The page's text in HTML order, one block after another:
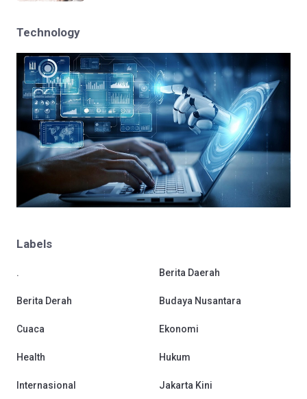
Technology
Labels
. Berita Daerah
Berita Derah Budaya Nusantara
Cuaca Ekonomi
Health Hukum
Internasional Jakarta Kini